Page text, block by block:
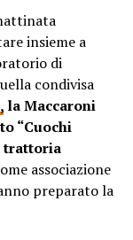
insieme a
di
condivisa
la Maccaroni
“Cuochi
trattoria
associazione
preparato la